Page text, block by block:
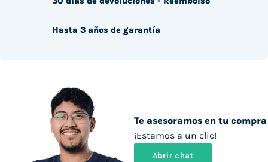
Te asesoramos en tu compra
¡Estamos a un clic!
Abrir chat
Hasta 3 años de garantía